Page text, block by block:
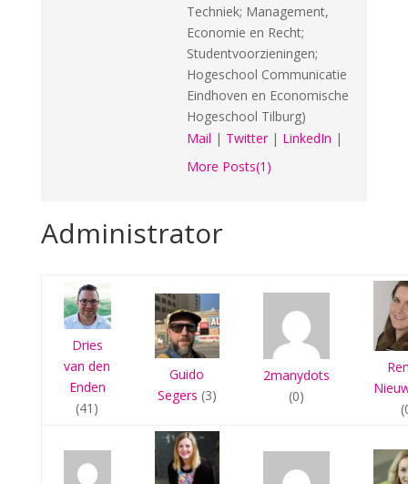
Techniek; Management,
Economie en Recht;
Studentvoorzieningen;
Hogeschool Communicatie
Eindhoven en Economische
Hogeschool Tilburg)
Mail | Twitter| LinkedIn |
More Posts(1)
Administrator
Dries
van den
Enden
(41)
Guido
Segers (3)
2manydots
(0)